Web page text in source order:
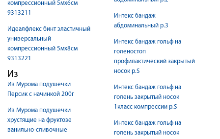
компрессионный 5мх6см
9313211
Идеалфлекс бинт эластичный
универсальный
компрессионный 5мх8см
9313221
Из
Из Мурома подушечки
Персик с начинкой 200г
Из Мурома подушечки
хрустящие на фруктозе
ванильно-сливочные
Интекс бандаж
абдоминальный р.3
Интекс бандаж гольф на
голеностоп
профилактический закрытый
носок р.S
Интекс бандаж гольф на
голень закрытый носок
1класс компрессии р.S
Интекс бандаж гольф на
голень закрытый носок